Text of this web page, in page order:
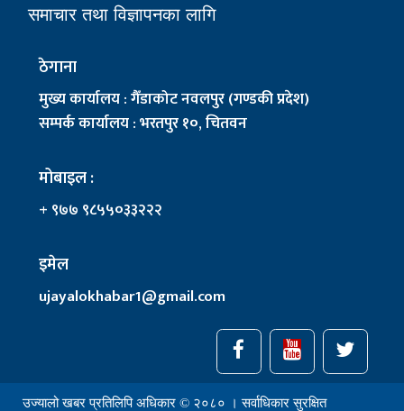
समाचार तथा विज्ञापनका लागि
ठेगाना
मुख्य कार्यालय : गैँडाकोट नवलपुर (गण्डकी प्रदेश)
सम्पर्क कार्यालय : भरतपुर १०, चितवन
मोबाइल :
+ ९७७ ९८५५०३३२२२
इमेल
ujayalokhabar1@gmail.com
उज्यालो खबर प्रतिलिपि अधिकार © २०८० । सर्वाधिकार सुरक्षित